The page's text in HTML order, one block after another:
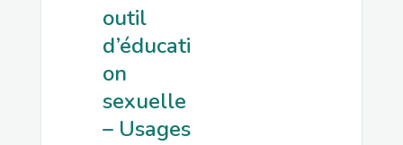
outil
d’éducati
on
sexuelle
– Usages